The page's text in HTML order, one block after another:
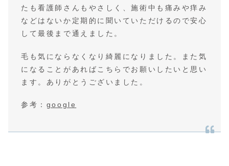
たも看護師さんもやさしく、施術中も痛みや痒み
などはないか定期的に聞いていただけるので安心
して最後まで通えました。
毛も気にならなくなり綺麗になりました。また気
になることがあればこちらでお願いしたいと思い
ます。ありがとうございました。
参考： google